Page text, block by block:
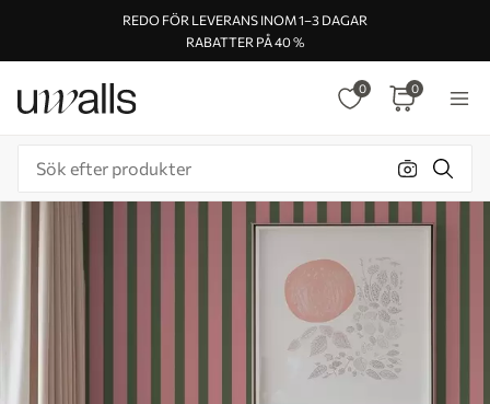
REDO FÖR LEVERANS INOM 1–3 DAGAR
RABATTER PÅ 40 %
0 0